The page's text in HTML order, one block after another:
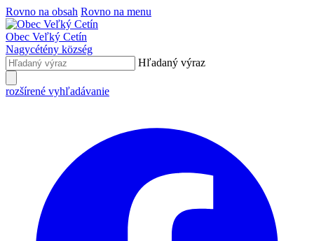
Rovno na obsah Rovno na menu
Obec Veľký Cetín
Nagycétény község
Hľadaný výraz
rozšírené vyhľadávanie